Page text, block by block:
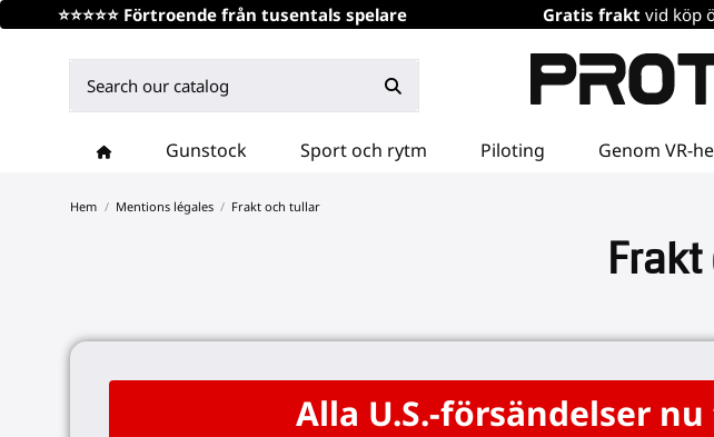
⭐⭐⭐⭐⭐ Förtroende från tusentals spelare Gratis frakt vid köp
Gunstock Sport och rytm Piloting Genom VR-
Hem Mentions légales Frakt och tullar
Alla U.S.-försändelser